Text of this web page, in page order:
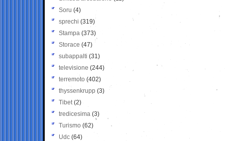
Soru (4)
sprechi (319)
Stampa (373)
Storace (47)
subappalti (31)
televisione(244)
terremoto (402)
thyssenkrupp (3)
Tibet(2)
tredicesima (3)
Turismo (62)
Udc (64)